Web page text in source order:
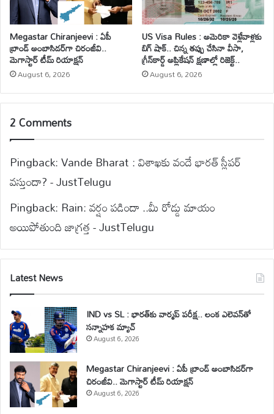
Megastar Chiranjeevi : ఏపీ
బ్రాండ్ అంబాసిడర్‌గా చిరంజీవి..
మెగాస్టార్ టీమ్ రియాక్షన్
August 6, 2026
US Visa Rules : అమెరికా వెళ్లేవాళ్లకు
బిగ్ షాక్.. చిన్న తప్పు చేసినా వీసా,
గ్రీన్‌కార్డ్ అప్లికేషన్ క్షణాల్లో రిజెక్ట్..
August 6, 2026
2 Comments
Pingback:Vande Bharat : విశాఖకు వందే భారత్ స్లీపర్
వస్తుందా? - JustTelugu
Pingback: Rain: వర్షం పడిందా ..మీ రోడ్డు మాయం
అయిపోతుంది జాగ్రత్త - JustTelugu
Latest News
IND vs SL : భారత్‌కు వార్మప్ పరీక్ష.. లంక ఎలెవన్‌తో
సన్నాహక మ్యాచ్
August 6, 2026
Megastar Chiranjeevi : ఏపీ బ్రాండ్ అంబాసిడర్‌గా
చిరంజీవి.. మెగాస్టార్ టీమ్ రియాక్షన్
August 6, 2026